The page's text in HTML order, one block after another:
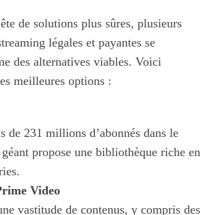
de solutions plus sûres, plusieurs
légales et payantes se
des alternatives viables. Voici
meilleures options :
de 231 millions d’abonnés dans le
propose une bibliothèque riche en
Video
vastitude de contenus, y compris des